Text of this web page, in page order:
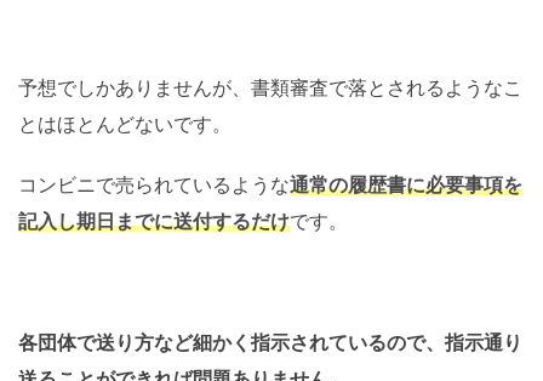
予想でしかありませんが、書類審査で落とされるようなこ
とはほとんどないです。
コンビニで売られているような通常の履歴書に必要事項を
記入し期日までに送付するだけです。
各団体で送り方など細かく指示されているので、指示通り